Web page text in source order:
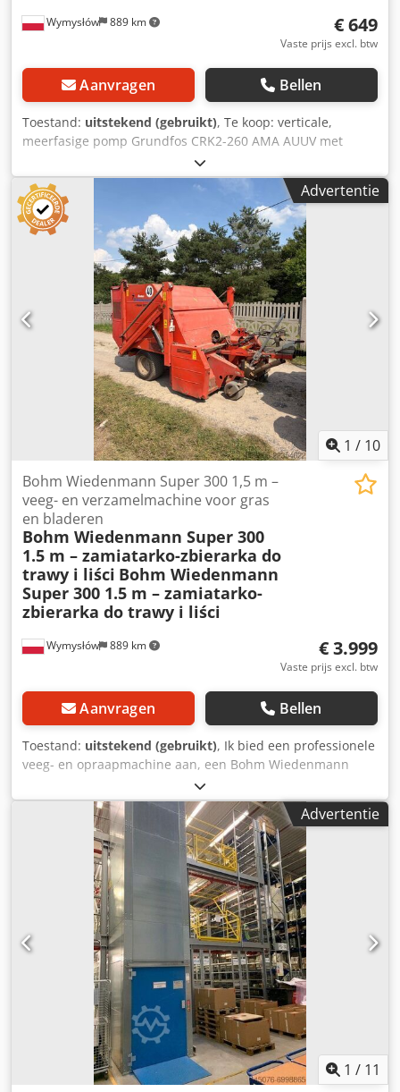
Wymysłów 889 km € 649
Vaste prijs excl. btw
Aanvragen Bellen
Toestand: uitstekend (gebruikt), Te koop: verticale,
meerfasige pomp Grundfos CRK2-260 AMA AUUV met
driefasige motor Grundfos MG 100LB2-28FT130-C. Het
apparaat is volledig functioneel, getest en klaar voor
gebruik. De technische staat is zeer goed, met normale
gebruikssporen die te verwachten zijn bij normaal gebruik.
Pompspecificaties: Djdpfx Aszn N T Tegyskr Fabrikant:
Grundfos Model: CRK2-260 AMA AUUV Pomplevermogen:
3,0 kW Voeding: 3-fasig Frequentie: 50 Hz Debiet: 16–58
l/min Opvoerhoogte: 107–225 m Motorspecificaties:
Fabrikant: Grundfos Model: MG 100LB2-28FT130-C
Vermogen: 3,0 kW Voeding: 200–220 V Δ / 346–380 V Y (50
Hz) Toerental: 2880–2910 tpm Beschermingsklasse: IP54
Isolatieklasse: F
Advertentie
1 / 10
Wymysłów 889 km
Bohm Wiedenmann Super 300 1,5 m –
veeg- en verzamelmachine voor gras
en bladeren
Bohm Wiedenmann Super 300
1.5 m – zamiatarko-zbierarka do
trawy i liści Bohm Wiedenmann
Super 300 1.5 m – zamiatarko-
zbierarka do trawy i liści
€ 3.999
Vaste prijs excl. btw
Aanvragen Bellen
Toestand: uitstekend (gebruikt), Ik bied een professionele
veeg- en opraapmachine aan, een Bohm Wiedenmann
Super 300 met een werkbreedte van 1,5 m. Deze machine
is ontworpen voor het oprapen van gemaaid gras,
bladeren, takken, vilt na het doorprikken van de gazon en
ander vuil van groene gebieden, sportvelden, parken,
golfbanen en grote gazons. Het Super 300-model staat
bekend om zijn stevige constructie en hoge prestaties.
Technische gegevens: Dkedpfezmhz Tjx Agyjr * Fabrikant:
Bohm Wiedenmann GmbH * Model: Super 300 1.5 *
Bouwjaar: 1998 * Werkbreedte: 1,5 m * Toelaatbaar totaal
gewicht: 1450 kg * Toelaatbare asbelasting: 1250 kg *
Toelaatbare druk op de trekhaak: 200 kg * Maximale
transportsnelheid: 40 km/u * Aftakas * Grote opvangbak *
Hydraulische bediening De machine vertoont visueel
normale gebruikssporen die overeenkomen met de
leeftijd. Hij wordt verkocht in precies de staat waarin hij op
de foto's te zien is.
Advertentie
1 / 11